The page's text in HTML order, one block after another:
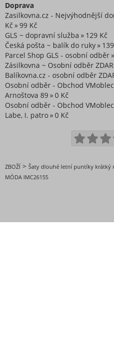
Doprava
Zasilkovna.cz - Nejvýhodnější
Kč
99 Kč
GLS ~ dopravní služba
129 Kč
Česká pošta ~ balík do ruky
Parcel Shop GLS - osobní odběr
Zásilkovna ~ Osobní odběr
Balíkovna.cz - osobní odběr
Osobní odběr - Obchod
Arnoštova 89
0 Kč
Osobní odběr - Obchod
Labe, I. patro
0 Kč
ZBOŽÍ > Šaty dlouhé letní puntíky krátký
MÓDA IMC26155